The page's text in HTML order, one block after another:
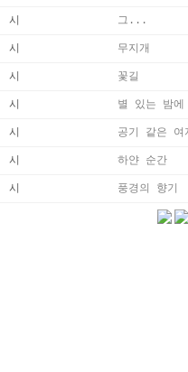
시 그...
시 무지개
시 꽃길
시 별 있는 밤에
시 공기 같은 여
시 하얀 순간 ​
시 풍경의 향기